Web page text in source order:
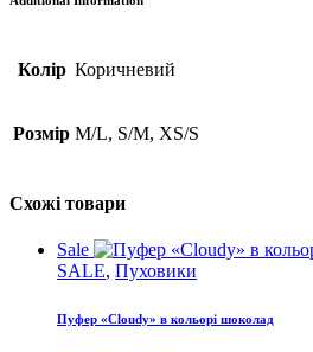
Колір Коричневий
Розмір M/L, S/M, XS/S
Схожі товари
Sale
SALE, Пуховики
Пуфер «Cloudy» в кольорі шоколад